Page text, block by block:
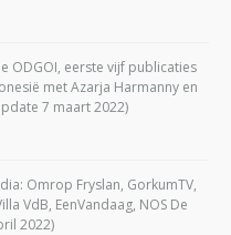
ODGOI, eerste vijf publicaties
met Azarja Harmanny en
7 maart 2022)
Omrop Fryslan, GorkumTV,
VdB, EenVandaag, NOS De
2022)